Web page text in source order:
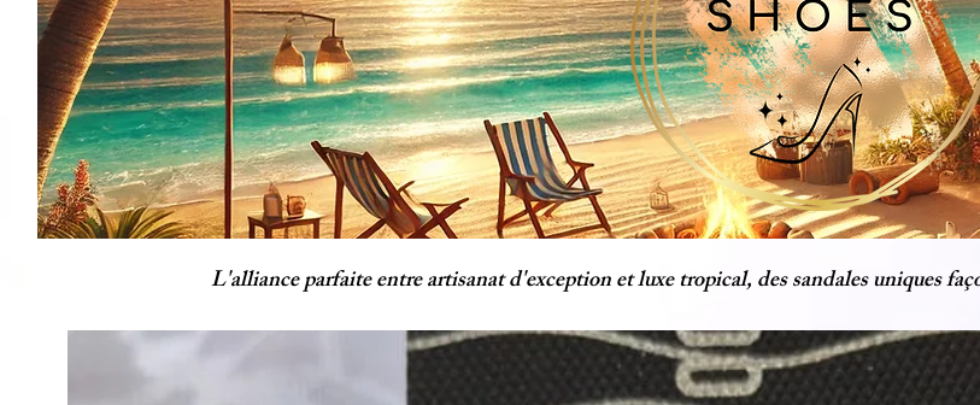
L'alliance parfaite entre artisanat d'exception et luxe tropical, des sandales uniques